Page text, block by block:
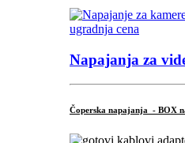
Napajanja za
Čoperska napajanja - BOX